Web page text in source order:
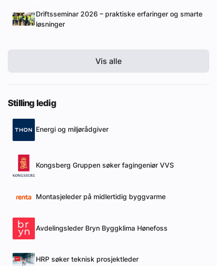
Driftsseminar 2026 – praktiske erfaringer og smarte
løsninger
Vis alle
Stilling ledig
Energi og miljørådgiver
Kongsberg Gruppen søker fagingeniør VVS
Montasjeleder på midlertidig byggvarme
Avdelingsleder Bryn Byggklima Hønefoss
HRP søker teknisk prosjektleder